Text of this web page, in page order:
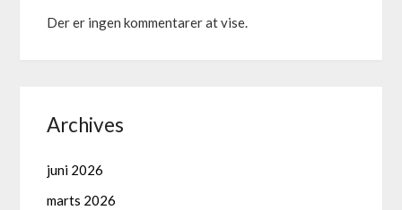
Der er ingen kommentarer at vise.
Archives
juni 2026
marts 2026